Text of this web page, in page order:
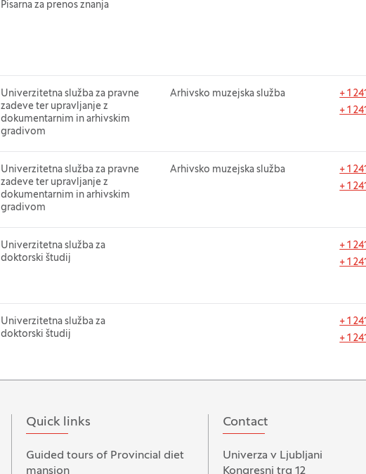
Department
Pisarna za prenos znanja
Department
Univerzitetna služba za pravne
zadeve ter upravljanje z
dokumentarnim in arhivskim
gradivom
Department
Arhivsko muzejska služba
+ 1
+ 1
Department
Univerzitetna služba za pravne
zadeve ter upravljanje z
dokumentarnim in arhivskim
gradivom
Department
Arhivsko muzejska služba
+ 1
+ 1
Department
Univerzitetna služba za
doktorski študij
+ 1
+ 1
Department
Univerzitetna služba za
doktorski študij
+ 1
+ 1
Quick links
Guided tours of Provincial diet
mansion
Contact
Univerza v Ljubljani
Kongresni trg 12